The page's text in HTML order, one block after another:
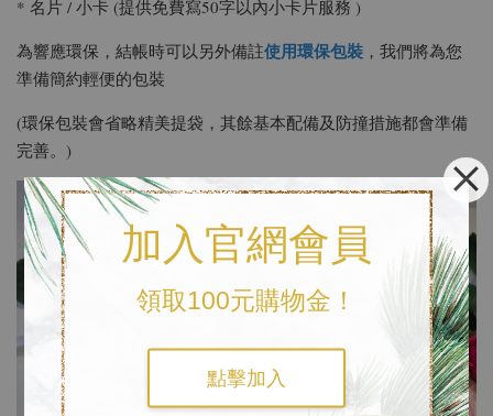
加入官網會員
領取100元購物金！
點擊加入
* 名片 / 小卡 (提供免費寫50字以內小卡片服務 )
為響應環保，結帳時可以另外備註使用環保包裝 ，我們將為您
準備簡約輕便的包裝
(環保包裝會省略精美提袋，其餘基本配備及防撞措施都會準備
完善。)